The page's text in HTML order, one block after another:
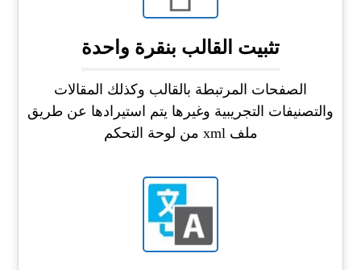
تثبيت القالب بنقرة واحدة
الصفحات المرتبطة بالقالب وكذلك المقالات
والتصنيفات التجريبية وغيرها يتم استيرادها عن طريق
ملف xml من لوحة التحكم